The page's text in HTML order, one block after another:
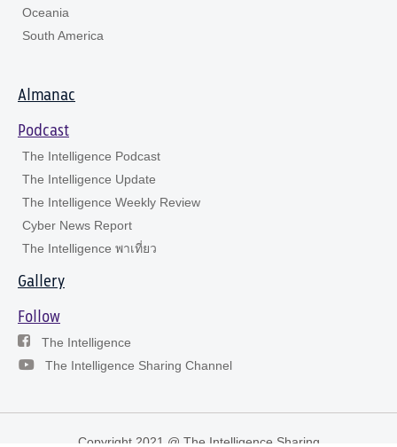
Oceania
South America
Almanac
Podcast
The Intelligence Podcast
The Intelligence Update
The Intelligence Weekly Review
Cyber News Report
The Intelligence พาเที่ยว
Gallery
Follow
The Intelligence
The Intelligence Sharing Channel
Copyright 2021 @ The Intelligence Sharing